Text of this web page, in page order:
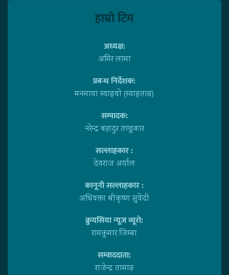
हाम्राे टिम
अध्यक्ष:
अमिर लामा
प्रबन्ध निर्देशक:
मनमाया स्याङ्वाे (स्याङ्ताङ)
सम्पादक:
नरेन्द्र बहादुर तण्डुकार
सल्लाहकार :
देवराज अर्याल
कानूनी सल्लाहकार :
अधिवक्ता श्रीकृष्ण सुवेदी
क्रुयसिया न्यूज व्यूराे:
रामकुमार जिम्बा
सम्वाददाता:
राजेन्द्र तामाङ